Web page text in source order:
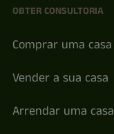
OBTER CONSULTORIA
Comprar uma casa
Vender a sua casa
Arrendar uma casa